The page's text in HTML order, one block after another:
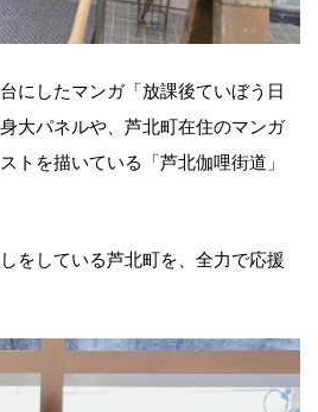
にしたマンガ「放課後ていぼう日
大パネルや、芦北町在住のマンガ
トを描いている「芦北伽哩街道」
をしている芦北町を、全力で応援